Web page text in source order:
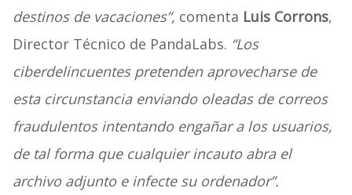
destinos de vacaciones”, comenta Luis Corrons,
Director Técnico de PandaLabs. “Los
ciberdelincuentes pretenden aprovecharse de
esta circunstancia enviando oleadas de correos
fraudulentos intentando engañar a los usuarios,
de tal forma que cualquier incauto abra el
archivo adjunto e infecte su ordenador”.